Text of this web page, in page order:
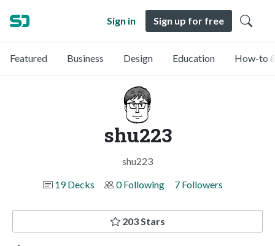
Sign in Sign up for free
Featured Business Design Education How-to
shu223
shu223
19 Decks
0 Following 7 Followers
203 Stars